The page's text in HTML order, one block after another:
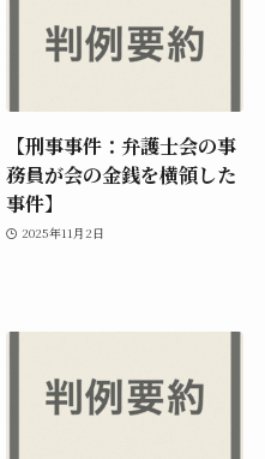
【刑事事件：弁護士会の事
務員が会の金銭を横領した
事件】
2025年11月2日